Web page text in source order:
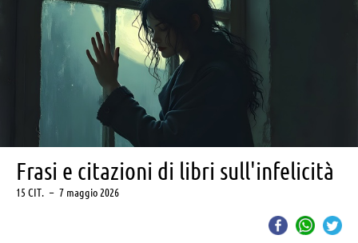
Frasi e citazioni di libri sull'infelicità
15 CIT. – 7 maggio 2026